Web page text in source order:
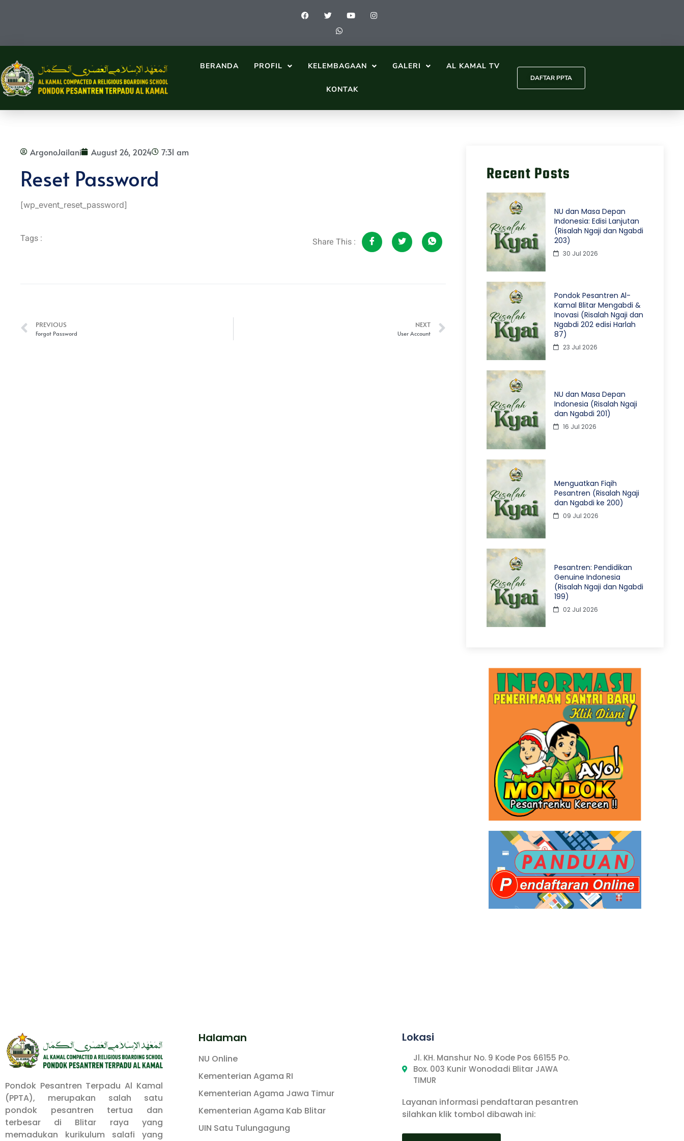
BERANDA PROFIL KELEMBAGAAN GALERI AL KAMAL TV
KONTAK
DAFTAR PPTA
ArgonoJailani August 26, 2024 7:31 am
Reset Password
[wp_event_reset_password]
Tags : Share This :
PREVIOUS
Forgot Password
NEXT
User Account
Recent Posts
NU dan Masa Depan
Indonesia: Edisi Lanjutan
(Risalah Ngaji dan Ngabdi
203)
30 Jul 2026
Pondok Pesantren Al-
Kamal Blitar Mengabdi &
Inovasi (Risalah Ngaji dan
Ngabdi 202 edisi Harlah
87)
23 Jul 2026
NU dan Masa Depan
Indonesia (Risalah Ngaji
dan Ngabdi 201)
16 Jul 2026
Menguatkan Fiqih
Pesantren (Risalah Ngaji
dan Ngabdi ke 200)
09 Jul 2026
Pesantren: Pendidikan
Genuine Indonesia
(Risalah Ngaji dan Ngabdi
199)
02 Jul 2026
Pondok Pesantren Terpadu Al Kamal
(PPTA), merupakan salah satu
pondok pesantren tertua dan
terbesar di Blitar raya yang
memadukan kurikulum salafi yang
Halaman
NU Online
Kementerian Agama RI
Kementerian Agama Jawa Timur
Kementerian Agama Kab Blitar
UIN Satu Tulungagung
Lokasi
Jl. KH. Manshur No. 9 Kode Pos 66155 Po.
Box. 003 Kunir Wonodadi Blitar JAWA
TIMUR
Layanan informasi pendaftaran pesantren
silahkan klik tombol dibawah ini: